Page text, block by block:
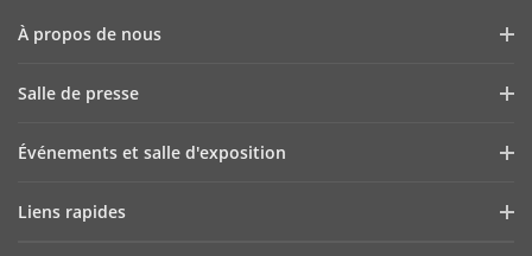
À propos de nous
Cybersécurité
Salle de presse
Événements et salle d'exposition
Liens rapides